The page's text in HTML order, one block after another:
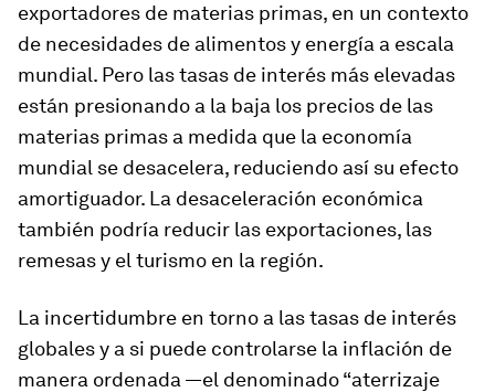
exportadores de materias primas, en un contexto
de necesidades de alimentos y energía a escala
mundial. Pero las tasas de interés más elevadas
están presionando a la baja los precios de las
materias primas a medida que la economía
mundial se desacelera, reduciendo así su efecto
amortiguador. La desaceleración económica
también podría reducir las exportaciones, las
remesas y el turismo en la región.
La incertidumbre en torno a las tasas de interés
globales y a si puede controlarse la inflación de
manera ordenada —el denominado “aterrizaje